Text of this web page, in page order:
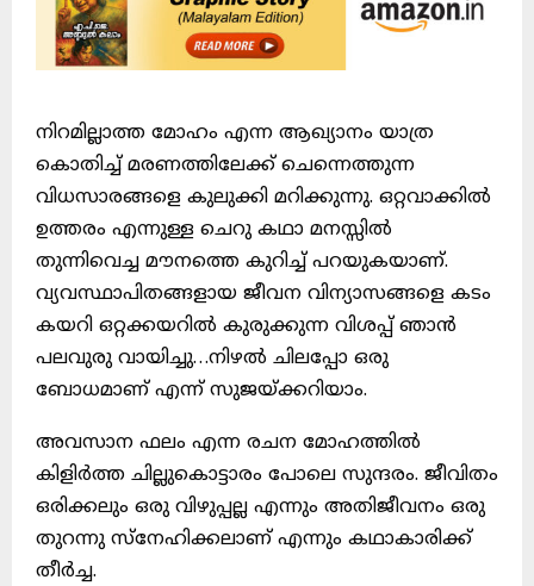
നിറമില്ലാത്ത മോഹം എന്ന ആഖ്യാനം യാത്ര
കൊതിച്ച് മരണത്തിലേക്ക് ചെന്നെത്തുന്ന
വിധസാരങ്ങളെ കുലുക്കി മറിക്കുന്നു. ഒറ്റവാക്കിൽ
ഉത്തരം എന്നുള്ള ചെറു കഥാ മനസ്സിൽ
തുന്നിവെച്ച മൗനത്തെ കുറിച്ച് പറയുകയാണ്.
വ്യവസ്ഥാപിതങ്ങളായ ജീവന വിന്യാസങ്ങളെ കടം
കയറി ഒറ്റക്കയറിൽ കുരുക്കുന്ന വിശപ്പ് ഞാൻ
പലവുരു വായിച്ചു…നിഴൽ ചിലപ്പോ ഒരു
ബോധമാണ് എന്ന് സുജയ്ക്കറിയാം.
അവസാന ഫലം എന്ന രചന മോഹത്തിൽ
കിളിർത്ത ചില്ലുകൊട്ടാരം പോലെ സുന്ദരം. ജീവിതം
ഒരിക്കലും ഒരു വിഴുപ്പല്ല എന്നും അതിജീവനം ഒരു
തുറന്നു സ്നേഹിക്കലാണ് എന്നും കഥാകാരിക്ക്
തീർച്ച.